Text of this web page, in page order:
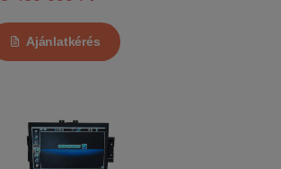
Ajánlatkérés